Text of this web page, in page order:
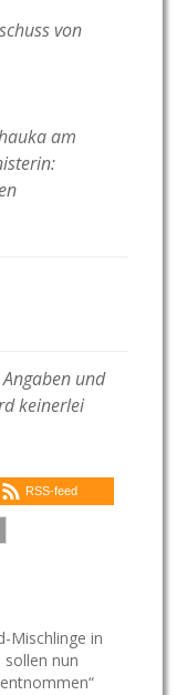
von
am
und
keinerlei
RSS-feed
Mischlinge in
sollen nun